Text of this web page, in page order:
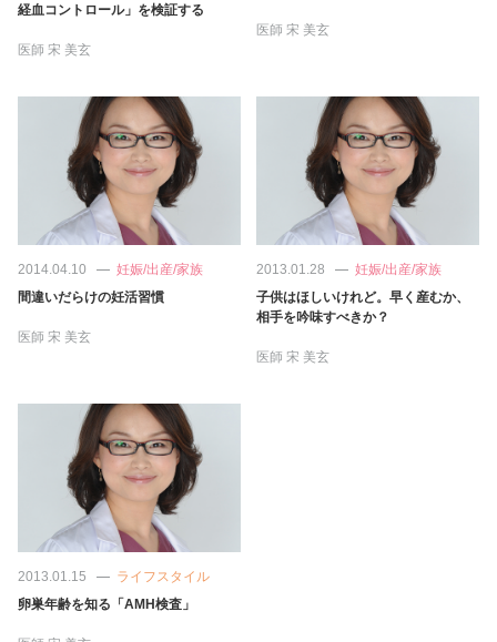
ゲーム
経血コントロール」を検証する
医師 宋 美玄
医師 宋 美玄
2014.04.10
妊娠/出産/家族
間違いだらけの妊活習慣
医師 宋 美玄
2013.01.28
妊娠/出産/家族
子供はほしいけれど。早く産むか、
相手を吟味すべきか？
医師 宋 美玄
2013.01.15
ライフスタイル
卵巣年齢を知る「AMH検査」